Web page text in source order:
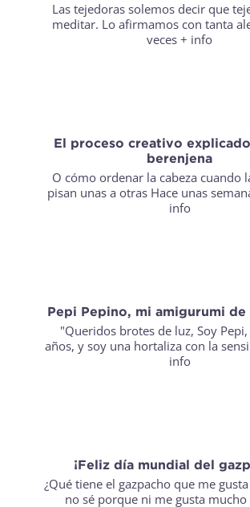
Las tejedoras solemos decir que
meditar. Lo afirmamos con tanta
veces + info
El proceso creativo
berenjena
O cómo ordenar la cabeza cuando
pisan unas a otras Hace unas
info
Pepi Pepino, mi amigurumi
"Queridos brotes de luz, Soy
años, y soy una hortaliza con la
info
¡Feliz día mundial del
¿Qué tiene el gazpacho que me
no sé porque ni me gusta mucho